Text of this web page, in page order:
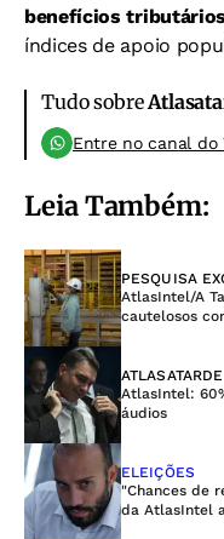
benefícios tributários
índices de apoio
Tudo sobre
Entre no canal do
Leia Também:
PESQUISA
AtlasIntel/A
cautelosos
ATLASATARDE
AtlasIntel:
áudios
ELEIÇÕES
"Chances de
da AtlasIntel